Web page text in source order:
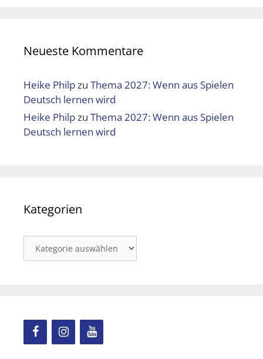
Neueste Kommentare
Heike Philpzu Thema 2027: Wenn aus Spielen
Deutsch lernen wird
Heike Philpzu Thema 2027: Wenn aus Spielen
Deutsch lernen wird
Kategorien
Kategorien